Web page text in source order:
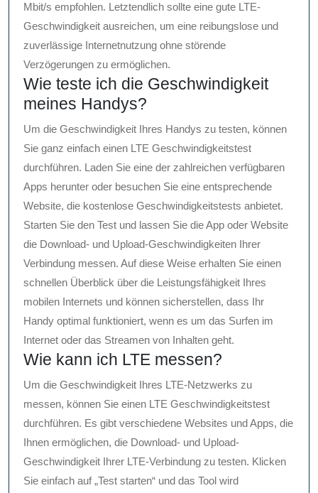
Mbit/s empfohlen. Letztendlich sollte eine gute LTE-
Geschwindigkeit ausreichen, um eine reibungslose und
zuverlässige Internetnutzung ohne störende
Verzögerungen zu ermöglichen.
Wie teste ich die Geschwindigkeit
meines Handys?
Um die Geschwindigkeit Ihres Handys zu testen, können
Sie ganz einfach einen LTE Geschwindigkeitstest
durchführen. Laden Sie eine der zahlreichen verfügbaren
Apps herunter oder besuchen Sie eine entsprechende
Website, die kostenlose Geschwindigkeitstests anbietet.
Starten Sie den Test und lassen Sie die App oder Website
die Download- und Upload-Geschwindigkeiten Ihrer
Verbindung messen. Auf diese Weise erhalten Sie einen
schnellen Überblick über die Leistungsfähigkeit Ihres
mobilen Internets und können sicherstellen, dass Ihr
Handy optimal funktioniert, wenn es um das Surfen im
Internet oder das Streamen von Inhalten geht.
Wie kann ich LTE messen?
Um die Geschwindigkeit Ihres LTE-Netzwerks zu
messen, können Sie einen LTE Geschwindigkeitstest
durchführen. Es gibt verschiedene Websites und Apps, die
Ihnen ermöglichen, die Download- und Upload-
Geschwindigkeit Ihrer LTE-Verbindung zu testen. Klicken
Sie einfach auf „Test starten“ und das Tool wird